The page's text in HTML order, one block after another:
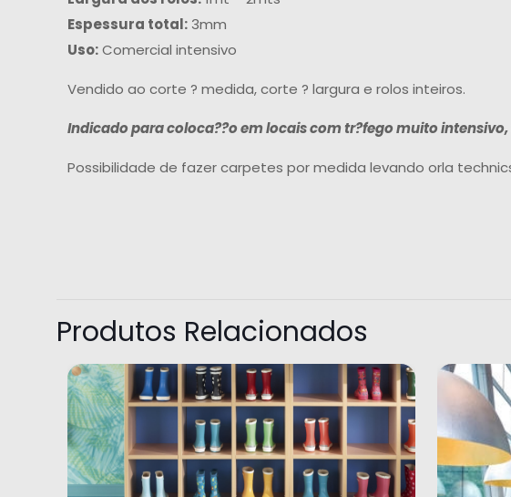
Espessura total: 3mm
Uso:Comercial intensivo
Vendido ao corte ? medida, corte ? largura e rolos inteiros.
Indicado para coloca??o em locais com tr?fego muito
Possibilidade de fazer carpetes por medida levando orla
Produtos Relacionados